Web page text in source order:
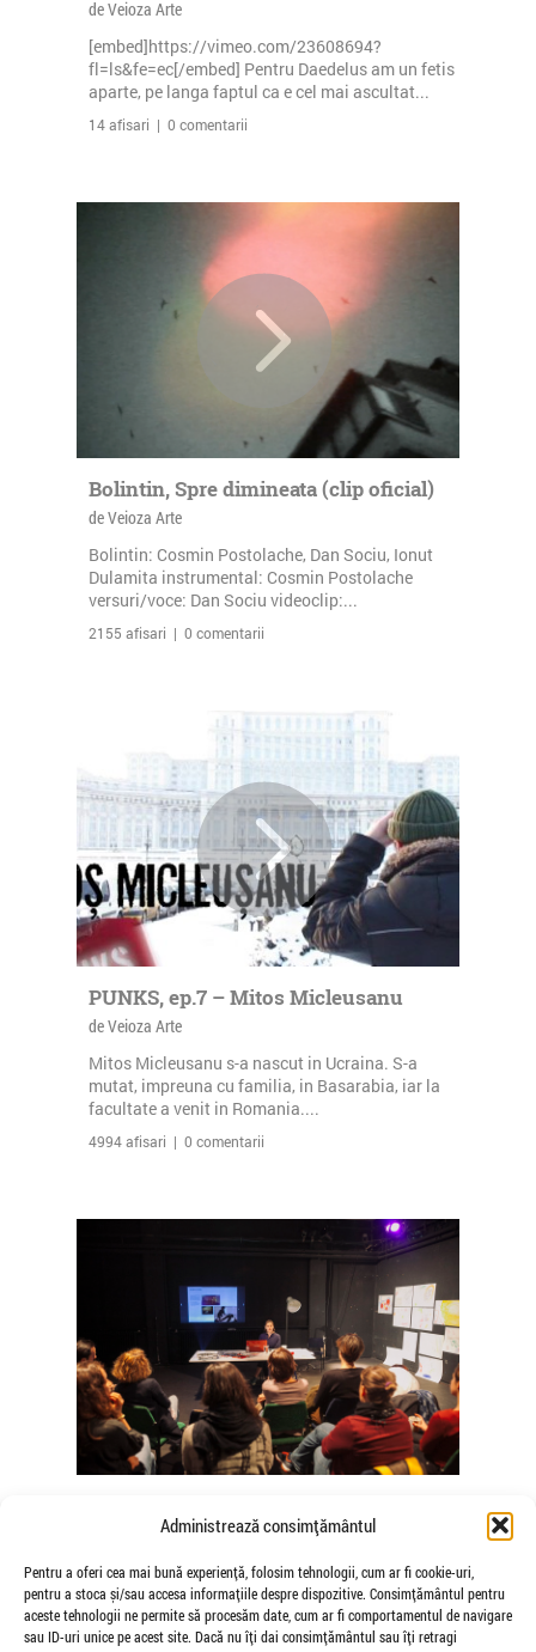
Administrează consimțământul
Pentru a oferi cea mai bună experiență, folosim tehnologii, cum ar fi cookie-uri,
pentru a stoca și/sau accesa informațiile despre dispozitive. Consimțământul pentru
aceste tehnologii ne permite să procesăm date, cum ar fi comportamentul de navigare
sau ID-uri unice pe acest site. Dacă nu îți dai consimțământul sau îți retragi
de Veioza Arte
[embed]https://vimeo.com/23608694?
fl=ls&fe=ec[/embed] Pentru Daedelus am un fetis
aparte, pe langa faptul ca e cel mai ascultat...
14 afisari | 0 comentarii
Bolintin, Spre dimineata (clip oficial)
de Veioza Arte
Bolintin: Cosmin Postolache, Dan Sociu, Ionut
Dulamita instrumental: Cosmin Postolache
versuri/voce: Dan Sociu videoclip:...
2155 afisari | 0 comentarii
PUNKS, ep.7 – Mitos Micleusanu
de Veioza Arte
Mitos Micleusanu s-a nascut in Ucraina. S-a
mutat, impreuna cu familia, in Basarabia, iar la
facultate a venit in Romania....
4994 afisari | 0 comentarii
Somatice susținute de coregrafele
Mădălina Dan și Valentina De Piante
Niculae
de Veioza Arte